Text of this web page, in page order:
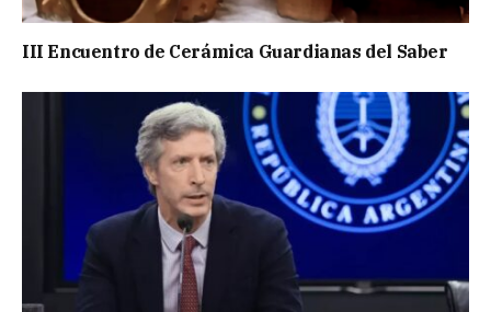
III Encuentro de Cerámica Guardianas del Saber